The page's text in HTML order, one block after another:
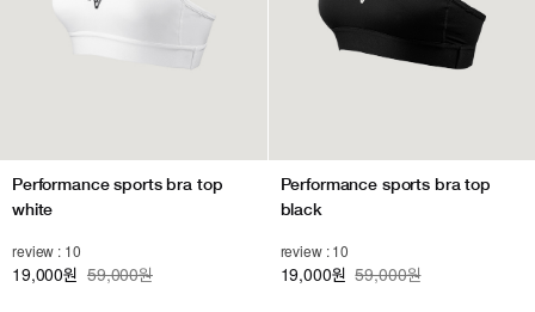
Performance sports bra top
white
review : 10
19,000원 59,000원
Performance sports bra top
black
review : 10
19,000원 59,000원